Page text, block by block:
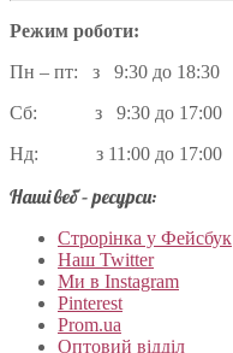
Режим роботи:
Пн – пт: з 9:30 до 18:30
Сб: з 9:30 до 17:00
Нд: з 11:00 до 17:00
Наші веб – ресурси:
Строрінка у Фейсбук
Наш Twitter
Ми в Instagram
Pinterest
Prom.ua
Оптовий відділ